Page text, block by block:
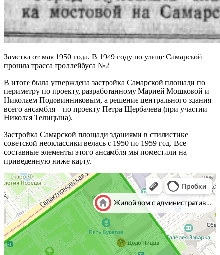
Заметка от мая 1950 года. В 1949 году по улице Самарской
прошла трасса троллейбуса №2.
В итоге была утверждена застройка Самарской площади по
периметру по проекту, разработанному Марией Мошковой и
Николаем Подовинниковым, а решение центрального здания
всего ансамбля – по проекту Петра Щербачева (при участии
Николая Телицына).
Застройка Самарской площади зданиями в стилистике
советской неоклассики велась с 1950 по 1959 год. Все
составные элементы этого ансамбля мы поместили на
приведенную ниже карту.